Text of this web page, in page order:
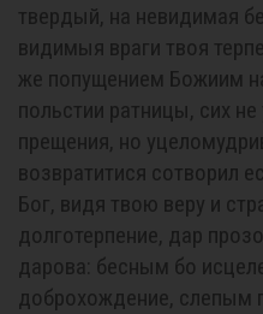
твердый, на невидимая
видимыя враги твоя
же попущением Божиим
польстии ратницы, сих
прещения, но
возвратитися сотворил
Бог, видя твою веру и
долготерпение, дар
дарова: бесным бо
доброхождение, слепым